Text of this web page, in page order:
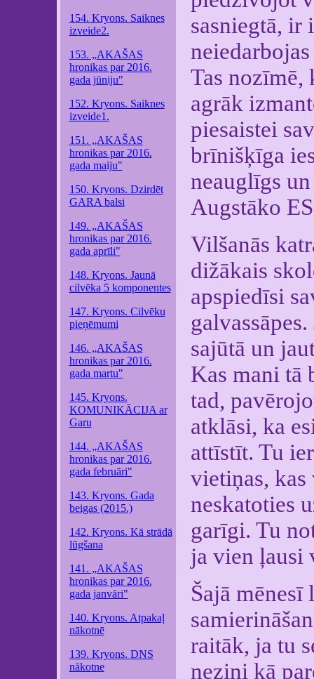
154. Kryons. Saiknes
izveide2.
153. „AKAŠAS
hronikas par 2016.
gada jūniju"
152. Kryons. Saiknes
izveide1.
151. „AKAŠAS
hronikas par 2016.
gada maiju"
150. Kryons. Dzirdēt
GARA balsi
149. „AKAŠAS
hronikas par 2016.
gada aprīli"
148. Kryons. Jaunā
cilvēka 5 komponentes
147. Kryons. Cilvēku
pieņēmumi
146. „AKAŠAS
hronikas par 2016.
gada martu"
145. Kryons.
KOMUNIKĀCIJA ar
Garu
144. „AKAŠAS
hronikas par 2016.
gada februāri"
143. Kryons. Gada
beigas (2015.)
142. Kryons. Kā strādā
lūgšana
141. „AKAŠAS
hronikas par 2016.
gada janvāri"
140. Kryons. Atpakaļ
nākotnē
139. Kryons. DNS
nākotne
sasniegtā, ir
Tas nozīmē,
agrāk
piesaistei
brīnišķīga
neauglīgs
Augstāko
Vilšanās
dižākais
apspiedīsi
sajūtā un
Kas mani tā
tad,
atklāsi, ka
attīstīt. Tu
vietiņas,
neskatoties
garīgi. Tu
ja vien ļausi
Šajā
raitāk, ja tu
nezini kā